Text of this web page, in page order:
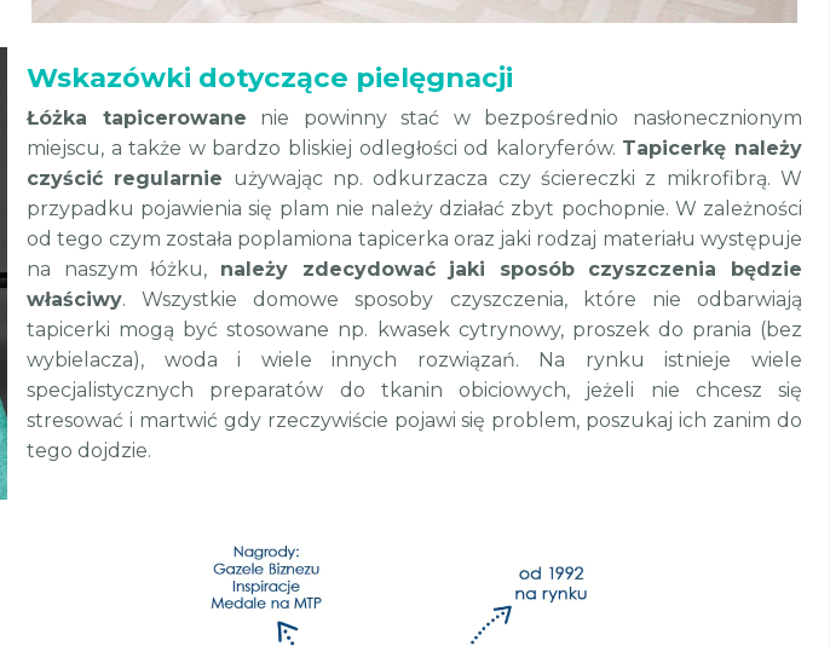
Wskazówki dotyczące pielęgnacji
Łóżka tapicerowane nie powinny stać w bezpośrednio nasłonecznionym
miejscu, a także w bardzo bliskiej odległości od kaloryferów. Tapicerkę należy
czyścić regularnie używając np. odkurzacza czy ściereczki z mikrofibrą. W
przypadku pojawienia się plam nie należy działać zbyt pochopnie. W zależności
od tego czym została poplamiona tapicerka oraz jaki rodzaj materiału występuje
na naszym łóżku, należy zdecydować jaki sposób czyszczenia będzie
właściwy. Wszystkie domowe sposoby czyszczenia, które nie odbarwiają
tapicerki mogą być stosowane np. kwasek cytrynowy, proszek do prania (bez
wybielacza), woda i wiele innych rozwiązań. Na rynku istnieje wiele
specjalistycznych preparatów do tkanin obiciowych, jeżeli nie chcesz się
stresować i martwić gdy rzeczywiście pojawi się problem, poszukaj ich zanim do
tego dojdzie.